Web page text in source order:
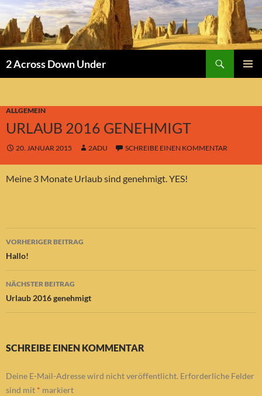
2 Across Down Under
ALLGEMEIN
URLAUB 2016 GENEHMIGT
20. JANUAR 2015 2ADU SCHREIBE EINEN KOMMENTAR
Meine 3 Monate Urlaub sind genehmigt. YES!
Beitragsnavigation
VORHERIGER BEITRAG
Hallo!
NÄCHSTER BEITRAG
Urlaub 2016 genehmigt
SCHREIBE EINEN KOMMENTAR
Deine E-Mail-Adresse wird nicht veröffentlicht. Erforderliche Felder
sind mit * markiert